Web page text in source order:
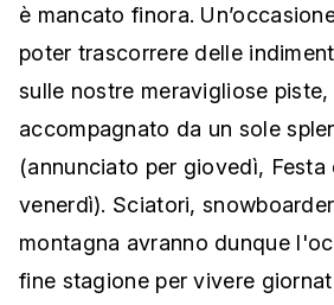
è mancato finora.
poter trascorrere delle
sulle nostre meravigliose
accompagnato da un sole
(annunciato per giovedì, Festa
venerdì). Sciatori,
montagna avranno dunque
fine stagione per vivere